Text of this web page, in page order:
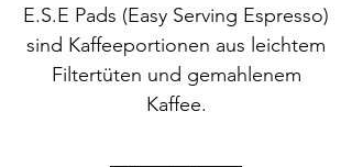
E.S.E Pads (Easy Serving Espresso)
sind Kaffeeportionen aus leichtem
Filtertüten und gemahlenem
Kaffee.